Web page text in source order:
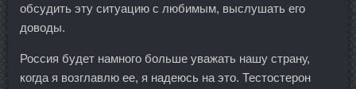
обсудить эту ситуацию с любимым, выслушать его
доводы.
Россия будет намного больше уважать нашу страну,
когда я возглавлю ее, я надеюсь на это. Тестостерон